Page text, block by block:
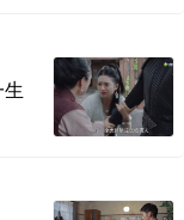
生